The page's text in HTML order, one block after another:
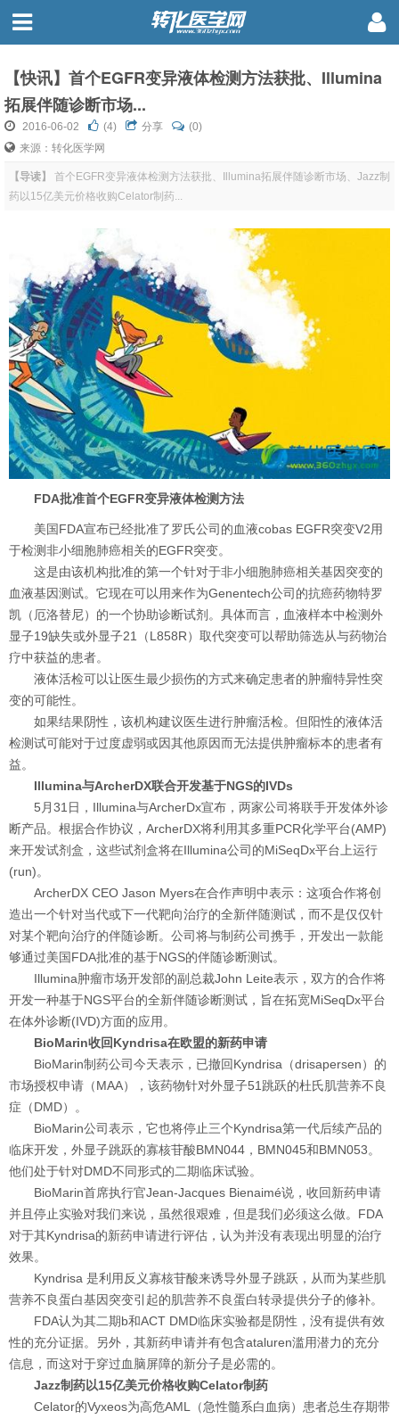
【快讯】首个EGFR变异液体检测方法获批、Illumina
拓展伴随诊断市场...
2016-06-02 (4) 分享
(0)
来源：转化医学网
【导读】
首个EGFR变异液体检测方法获批、Illumina拓展伴随诊断市场、Jazz制
药以15亿美元价格收购Celator制药...
FDA批准首个EGFR变异液体检测方法
美国FDA宣布已经批准了罗氏公司的血液cobas EGFR突变V2用
于检测非小细胞肺癌相关的EGFR突变。
这是由该机构批准的第一个针对于非小细胞肺癌相关基因突变的
血液基因测试。它现在可以用来作为Genentech公司的抗癌药物特罗
凯（厄洛替尼）的一个协助诊断试剂。具体而言，血液样本中检测外
显子19缺失或外显子21（L858R）取代突变可以帮助筛选从与药物治
疗中获益的患者。
液体活检可以让医生最少损伤的方式来确定患者的肿瘤特异性突
变的可能性。
如果结果阴性，该机构建议医生进行肿瘤活检。但阳性的液体活
检测试可能对于过度虚弱或因其他原因而无法提供肿瘤标本的患者有
益。
Illumina与ArcherDX联合开发基于NGS的IVDs
5月31日，Illumina与ArcherDx宣布，两家公司将联手开发体外诊
断产品。根据合作协议，ArcherDX将利用其多重PCR化学平台(AMP)
来开发试剂盒，这些试剂盒将在Illumina公司的MiSeqDx平台上运行
(run)。
ArcherDX CEO Jason Myers在合作声明中表示：这项合作将创
造出一个针对当代或下一代靶向治疗的全新伴随测试，而不是仅仅针
对某个靶向治疗的伴随诊断。公司将与制药公司携手，开发出一款能
够通过美国FDA批准的基于NGS的伴随诊断测试。
Illumina肿瘤市场开发部的副总裁John Leite表示，双方的合作将
开发一种基于NGS平台的全新伴随诊断测试，旨在拓宽MiSeqDx平台
在体外诊断(IVD)方面的应用。
BioMarin收回Kyndrisa在欧盟的新药申请
BioMarin制药公司今天表示，已撤回Kyndrisa（drisapersen）的
市场授权申请（MAA），该药物针对外显子51跳跃的杜氏肌营养不良
症（DMD）。
BioMarin公司表示，它也将停止三个Kyndrisa第一代后续产品的
临床开发，外显子跳跃的寡核苷酸BMN044，BMN045和BMN053。
他们处于针对DMD不同形式的二期临床试验。
BioMarin首席执行官Jean-Jacques Bienaimé说，收回新药申请
并且停止实验对我们来说，虽然很艰难，但是我们必须这么做。FDA
对于其Kyndrisa的新药申请进行评估，认为并没有表现出明显的治疗
效果。
Kyndrisa 是利用反义寡核苷酸来诱导外显子跳跃，从而为某些肌
营养不良蛋白基因突变引起的肌营养不良蛋白转录提供分子的修补。
FDA认为其二期b和ACT DMD临床实验都是阴性，没有提供有效
性的充分证据。另外，其新药申请并有包含ataluren滥用潜力的充分
信息，而这对于穿过血脑屏障的新分子是必需的。
Jazz制药以15亿美元价格收购Celator制药
Celator的Vyxeos为高危AML（急性髓系白血病）患者总生存期带